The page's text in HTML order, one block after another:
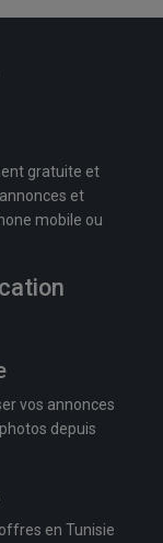
gratuite et
et
mobile ou
vos annonces
depuis
en Tunisie